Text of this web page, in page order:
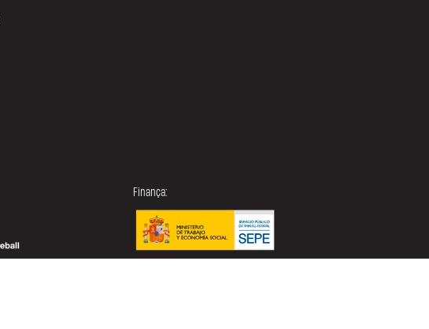
Finança: